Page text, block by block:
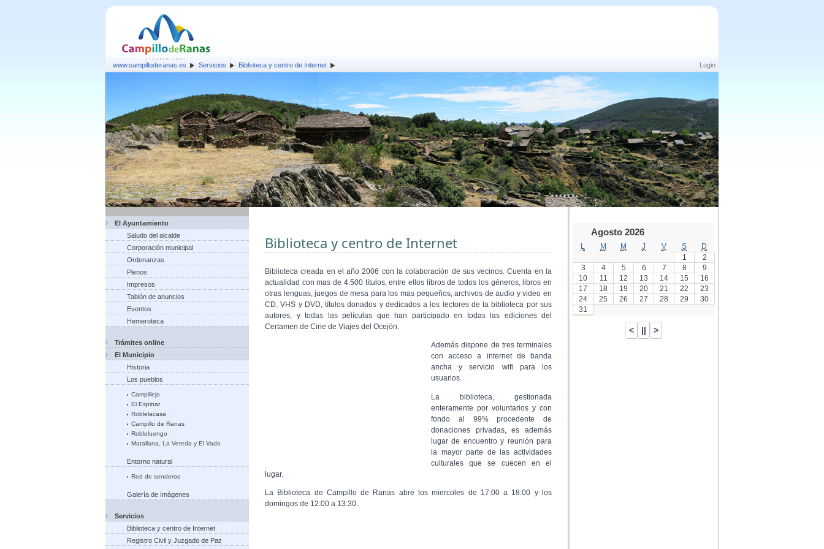
Login
www.campilloderanas.es Servicios Biblioteca y centro de Internet
El Ayuntamiento
Saludo del alcalde
Corporación municipal
Ordenanzas
Plenos
Impresos
Tablón de anuncios
Eventos
Hemeroteca
Trámites online
El Municipio
Historia
Los pueblos
Campillejo
El Espinar
Roblelacasa
Campillo de Ranas
Robleluengo
Matallana, La Vereda y El Vado
Entorno natural
Red de senderos
Galería de Imágenes
Servicios
Biblioteca y centro de Internet
Registro Civil y Juzgado de Paz
Biblioteca y centro de Internet
Biblioteca creada en el año 2006 con la colaboración de sus vecinos. Cuenta en la
actualidad con mas de 4.500 títulos, entre ellos libros de todos los géneros, libros en
otras lenguas, juegos de mesa para los mas pequeños, archivos de audio y video en
CD, VHS y DVD, títulos donados y dedicados a los lectores de la biblioteca por sus
autores, y todas las películas que han participado en todas las ediciones del
Certamen de Cine de Viajes del Ocejón.
Además dispone de tres terminales
con acceso a internet de banda
ancha y servicio wifi para los
usuarios.
La biblioteca, gestionada
enteramente por voluntarios y con
fondo al 99% procedente de
donaciones privadas, es además
lugar de encuentro y reunión para
la mayor parte de las actividades
culturales que se cuecen en el
lugar.
La Biblioteca de Campillo de Ranas abre los miercoles de 17:00 a 18:00 y los
domingos de 12:00 a 13:30.
Agosto 2026
M M J V S
D
1
2
3
4 5 6 7 8
9
10
11 12 13 14 15
16
17
18 19 20 21 22
23
24
25 26 27 28 29
30
31